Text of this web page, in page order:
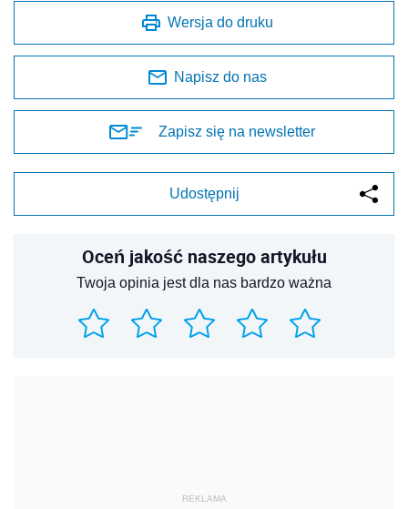
Wersja do druku
Napisz do nas
Zapisz się na newsletter
Udostępnij
Oceń jakość naszego artykułu
Twoja opinia jest dla nas bardzo ważna
REKLAMA